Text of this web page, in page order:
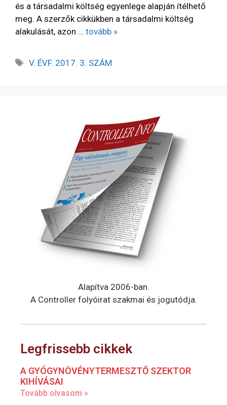
és a társadalmi költség egyenlege alapján ítélhető
meg. A szerzők cikkükben a társadalmi költség
alakulását, azon … tovább »
V. ÉVF. 2017. 3. SZÁM
Alapítva 2006-ban.
A Controller folyóirat szakmai és jogutódja.
Legfrissebb cikkek
A GYÓGYNÖVÉNYTERMESZTŐ SZEKTOR
KIHÍVÁSAI
Tovább olvasom »